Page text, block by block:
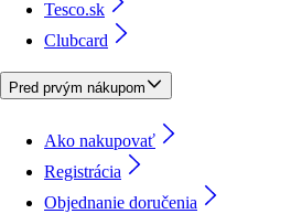
Tesco.sk
Clubcard
Pred prvým nákupom
Ako nakupovať
Registrácia
Objednanie doručenia